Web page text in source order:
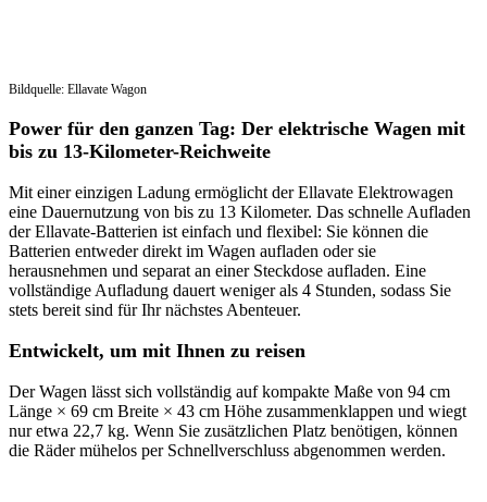
Bildquelle: Ellavate Wagon
Power für den ganzen Tag: Der elektrische Wagen mit
bis zu 13-Kilometer-Reichweite
Mit einer einzigen Ladung ermöglicht der Ellavate Elektrowagen
eine Dauernutzung von bis zu 13 Kilometer. Das schnelle Aufladen
der Ellavate-Batterien ist einfach und flexibel: Sie können die
Batterien entweder direkt im Wagen aufladen oder sie
herausnehmen und separat an einer Steckdose aufladen. Eine
vollständige Aufladung dauert weniger als 4 Stunden, sodass Sie
stets bereit sind für Ihr nächstes Abenteuer.
Entwickelt, um mit Ihnen zu reisen
Der Wagen lässt sich vollständig auf kompakte Maße von 94 cm
Länge × 69 cm Breite × 43 cm Höhe zusammenklappen und wiegt
nur etwa 22,7 kg. Wenn Sie zusätzlichen Platz benötigen, können
die Räder mühelos per Schnellverschluss abgenommen werden.